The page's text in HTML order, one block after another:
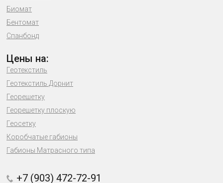
Биомат
Бентомат
Спанбонд
Цены на:
Геотекстиль
Геотекстиль Дорнит
Георешетку
Георешетку плоскую
Геосетку
Коробчатые габионы
Габионы Матрасного типа
+7 (903) 472-72-91